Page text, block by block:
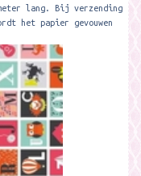
lang. Bij verzending
het papier gevouwen